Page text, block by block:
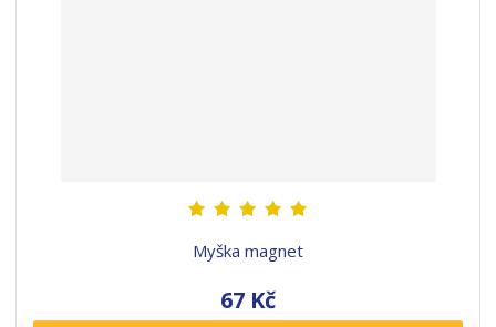
Myška magnet
67 Kč